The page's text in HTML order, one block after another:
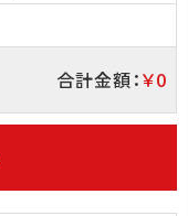
合計金額：￥0